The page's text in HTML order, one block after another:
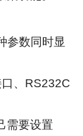
参数同时显
、RS232C
需要设置